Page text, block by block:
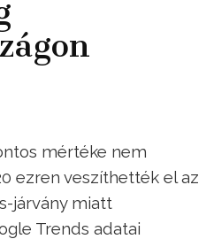
mértéke nem
ezren veszíthették el az
járvány miatt
Trends adatai